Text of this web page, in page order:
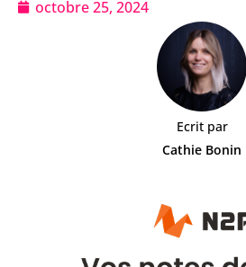
octobre 25, 2024
Ecrit par
Cathie Bonin